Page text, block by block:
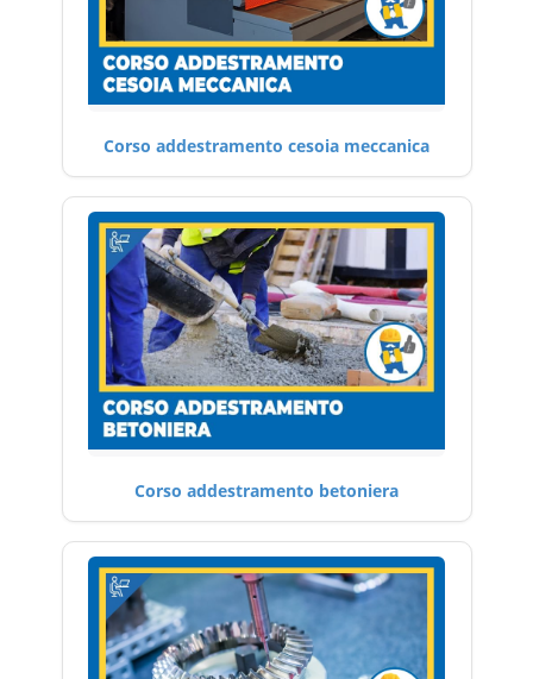
Corso addestramento cesoia meccanica
Corso addestramento betoniera